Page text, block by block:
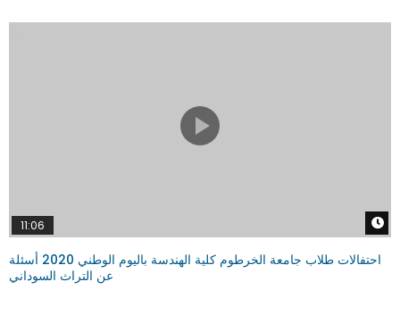
11:06
احتفالات طلاب جامعة الخرطوم كلية الهندسة باليوم الوطني 2020 أسئلة
عن التراث السوداني